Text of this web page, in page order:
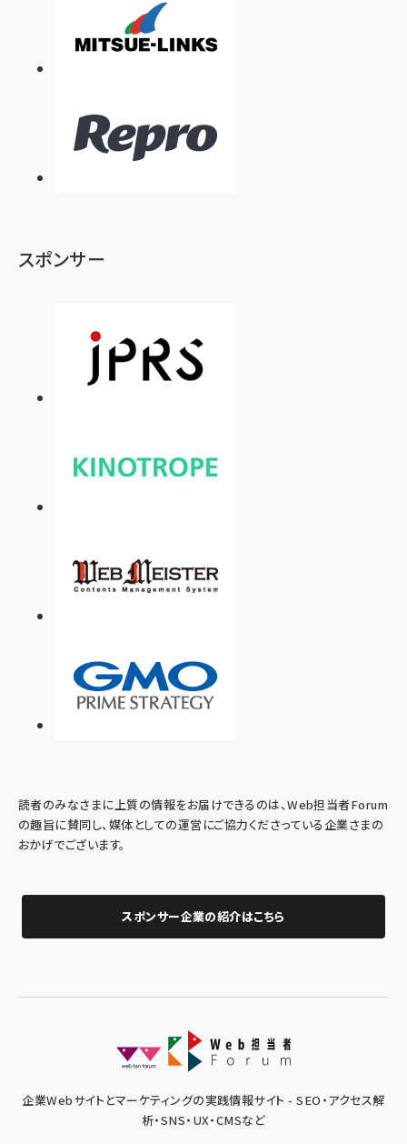
スポンサー
読者のみなさまに上質の情報をお届けできるのは、Web担当者Forum
の趣旨に賛同し、媒体としての運営にご協力くださっている企業さまの
おかげでございます。
スポンサー企業の紹介はこちら
企業Webサイトとマーケティングの実践情報サイト - SEO・アクセス解
析・SNS・UX・CMSなど